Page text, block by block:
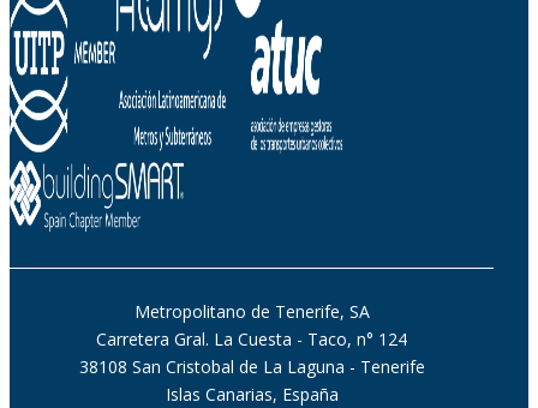
Metropolitano de Tenerife, SA
Carretera Gral. La Cuesta - Taco, n° 124
38108 San Cristobal de La Laguna - Tenerife
Islas Canarias, España